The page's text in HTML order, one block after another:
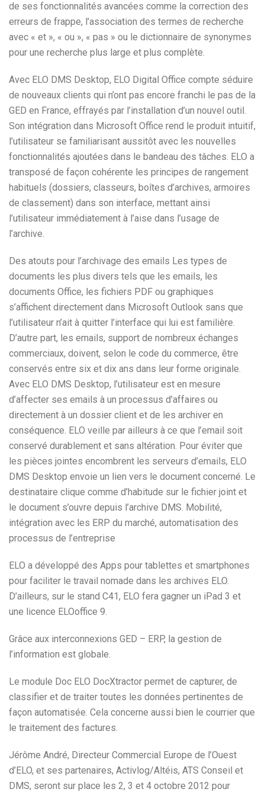
de ses fonctionnalités avancées comme la correction des
erreurs de frappe, l’association des termes de recherche
avec « et », « ou », « pas » ou le dictionnaire de synonymes
pour une recherche plus large et plus complète.
Avec ELO DMS Desktop, ELO Digital Office compte séduire
de nouveaux clients qui n’ont pas encore franchi le pas de la
GED en France, effrayés par l’installation d’un nouvel outil.
Son intégration dans Microsoft Office rend le produit intuitif,
l’utilisateur se familiarisant aussitôt avec les nouvelles
fonctionnalités ajoutées dans le bandeau des tâches. ELO a
transposé de façon cohérente les principes de rangement
habituels (dossiers, classeurs, boîtes d’archives, armoires
de classement) dans son interface, mettant ainsi
l’utilisateur immédiatement à l’aise dans l’usage de
l’archive.
Des atouts pour l’archivage des emails Les types de
documents les plus divers tels que les emails, les
documents Office, les fichiers PDF ou graphiques
s’affichent directement dans Microsoft Outlook sans que
l’utilisateur n’ait à quitter l’interface qui lui est familière.
D’autre part, les emails, support de nombreux échanges
commerciaux, doivent, selon le code du commerce, être
conservés entre six et dix ans dans leur forme originale.
Avec ELO DMS Desktop, l’utilisateur est en mesure
d’affecter ses emails à un processus d’affaires ou
directement à un dossier client et de les archiver en
conséquence. ELO veille par ailleurs à ce que l’email soit
conservé durablement et sans altération. Pour éviter que
les pièces jointes encombrent les serveurs d’emails, ELO
DMS Desktop envoie un lien vers le document concerné. Le
destinataire clique comme d’habitude sur le fichier joint et
le document s’ouvre depuis l’archive DMS. Mobilité,
intégration avec les ERP du marché, automatisation des
processus de l’entreprise
ELO a développé des Apps pour tablettes et smartphones
pour faciliter le travail nomade dans les archives ELO.
D’ailleurs, sur le stand C41, ELO fera gagner un iPad 3 et
une licence ELOoffice 9.
Grâce aux interconnexions GED – ERP, la gestion de
l’information est globale.
Le module Doc ELO DocXtractor permet de capturer, de
classifier et de traiter toutes les données pertinentes de
façon automatisée. Cela concerne aussi bien le courrier que
le traitement des factures.
Jérôme André, Directeur Commercial Europe de l’Ouest
d’ELO, et ses partenaires, Activlog/Altéis, ATS Conseil et
DMS, seront sur place les 2, 3 et 4 octobre 2012 pour